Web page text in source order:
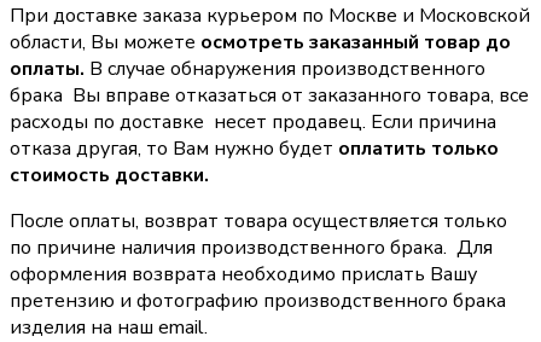
При доставке заказа курьером по Москве и Московской
области, Вы можете осмотреть заказанный товар до
оплаты. В случае обнаружения производственного
брака Вы вправе отказаться от заказанного товара, все
расходы по доставке несет продавец. Если причина
отказа другая, то Вам нужно будет оплатить только
стоимость доставки.
После оплаты, возврат товара осуществляется только
по причине наличия производственного брака. Для
оформления возврата необходимо прислать Вашу
претензию и фотографию производственного брака
изделия на наш email.